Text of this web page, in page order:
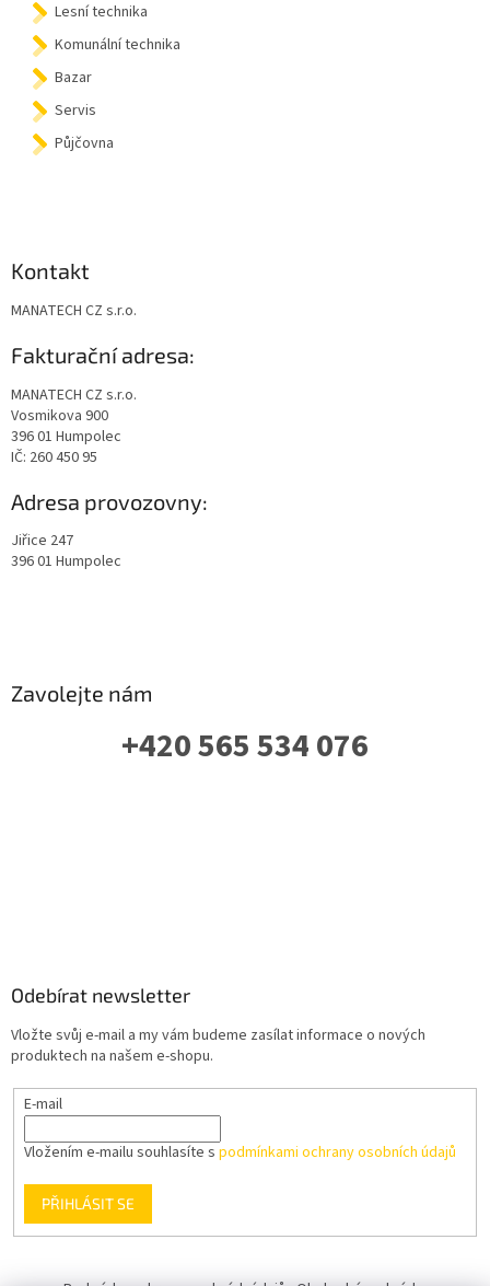
Lesní technika
Komunální technika
Bazar
Servis
Půjčovna
Kontakt
MANATECH CZ s.r.o.
Fakturační adresa:
MANATECH CZ s.r.o.
Vosmikova 900
396 01 Humpolec
IČ: 260 450 95
Adresa provozovny:
Jiřice 247
396 01 Humpolec
Zavolejte nám
+420 565 534 076
Odebírat newsletter
Vložte svůj e-mail a my vám budeme zasílat informace o nových
produktech na našem e-shopu.
E-mail
Vložením e-mailu souhlasíte s podmínkami ochrany osobních údajů
PŘIHLÁSIT SE